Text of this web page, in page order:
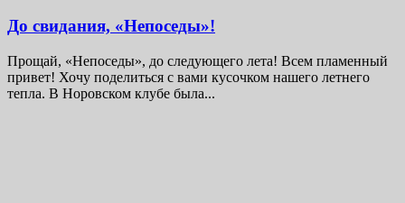
До свидания, «Непоседы»!
Прощай, «Непоседы», до следующего лета! Всем пламенный
привет! Хочу поделиться с вами кусочком нашего летнего
тепла. В Норовском клубе была...